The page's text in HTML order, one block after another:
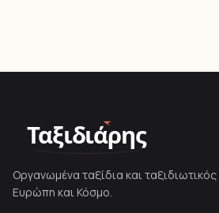
Ταξιδιάρης
Οργανωμένα ταξίδια και
Ευρώπη και Κόσμο.